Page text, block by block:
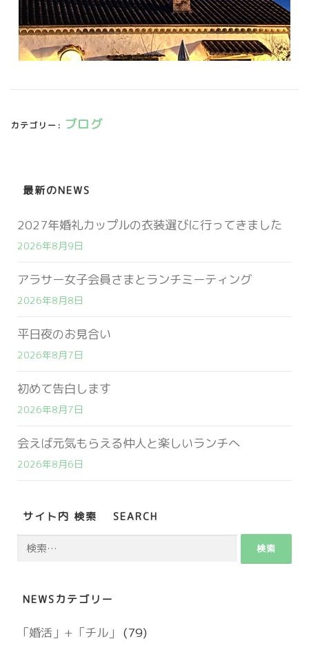
カテゴリー: ブログ
最新のNEWS
2027年婚礼カップルの衣装選びに行ってきました
2026年8月9日
アラサー女子会員さまとランチミーティング
2026年8月8日
平日夜のお見合い
2026年8月7日
初めて告白します
2026年8月7日
会えば元気もらえる仲人と楽しいランチへ
2026年8月6日
サイト内 検索 SEARCH
検
NEWSカテゴリー
「婚活」+「チル」 (79)